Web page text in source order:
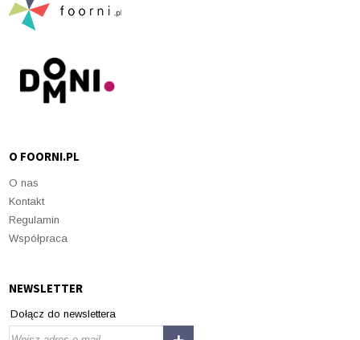
O FOORNI.PL
O nas
Kontakt
Regulamin
Współpraca
NEWSLETTER
Dołącz do newslettera